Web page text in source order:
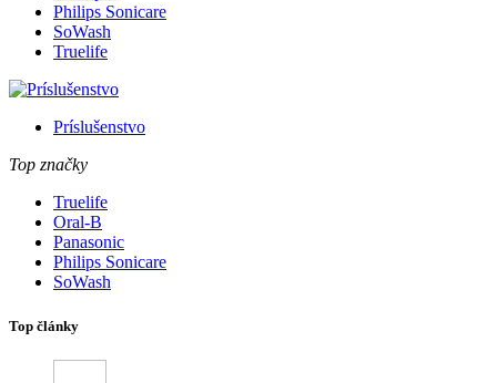
Philips Sonicare
SoWash
Truelife
Príslušenstvo
Top značky
Truelife
Oral-B
Panasonic
Philips Sonicare
SoWash
Top články